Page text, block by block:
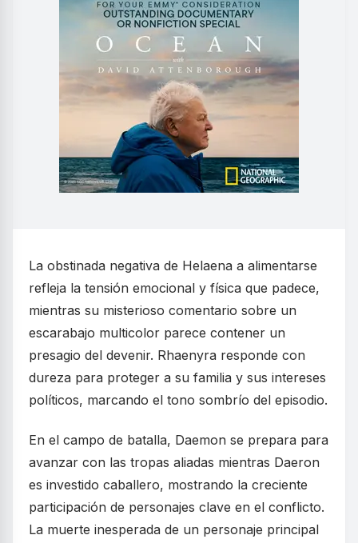
La obstinada negativa de Helaena a alimentarse
refleja la tensión emocional y física que padece,
mientras su misterioso comentario sobre un
escarabajo multicolor parece contener un
presagio del devenir. Rhaenyra responde con
dureza para proteger a su familia y sus intereses
políticos, marcando el tono sombrío del episodio.
En el campo de batalla, Daemon se prepara para
avanzar con las tropas aliadas mientras Daeron
es investido caballero, mostrando la creciente
participación de personajes clave en el conflicto.
La muerte inesperada de un personaje principal